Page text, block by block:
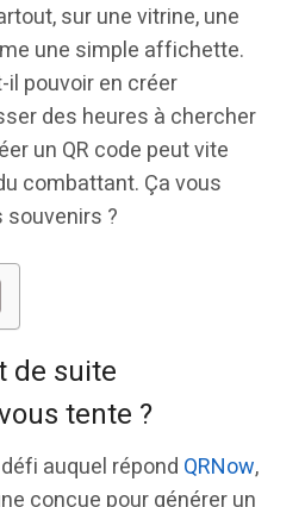
sur une vitrine, une
une simple affichette.
pouvoir en créer
des heures à chercher
un QR code peut vite
combattant. Ça vous
souvenirs ?
de suite
tente ?
auquel répond QRNow,
conçue pour générer un